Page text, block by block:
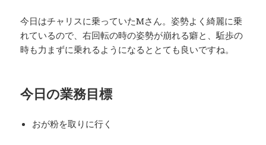
今日はチャリスに乗っていたMさん。姿勢よく綺麗に乗
れているので、右回転の時の姿勢が崩れる癖と、駈歩の
時も力まずに乗れるようになるととても良いですね。
今日の業務目標
おが粉を取りに行く